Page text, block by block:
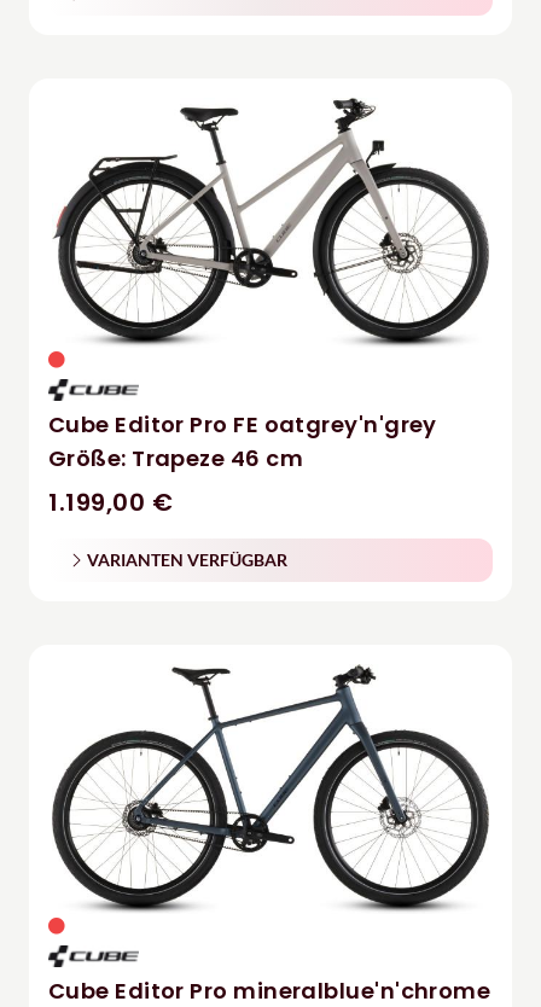
Cube Editor Pro FE oatgrey'n'grey
Größe: Trapeze 46 cm
1.199,00 €
VARIANTEN VERFÜGBAR
Cube Editor Pro mineralblue'n'chrome